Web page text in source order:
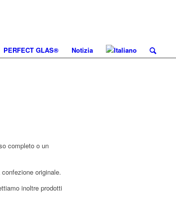
PERFECT GLAS® Notizia
completo o un
originale.
inoltre prodotti